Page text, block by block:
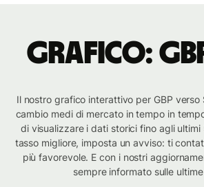
Grafico:
Il nostro grafico interattivo per GBP verso
cambio medi di mercato in tempo in
di visualizzare i dati storici fino agli ultimi
tasso migliore, imposta un avviso: ti
più favorevole. E con i nostri
sempre informato sulle